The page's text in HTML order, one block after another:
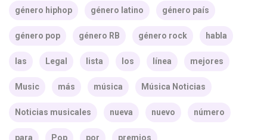
género hiphop género latino género país
género pop género RB género rock habla
las Legal lista los línea mejores
Music más música Música Noticias
Noticias musicales nueva nuevo número
para Pop por premios